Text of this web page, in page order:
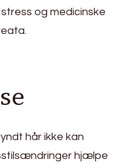
og medicinske
hår ikke kan
hjælpe